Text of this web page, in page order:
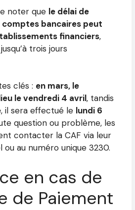
noter que le délai de
bancaires peut
financiers,
trois jours
clés : en mars, le
le vendredi 4 avril, tandis
, il sera effectué le lundi 6
question ou problème, les
contacter la CAF via leur
au numéro unique 3230.
en cas de
de Paiement